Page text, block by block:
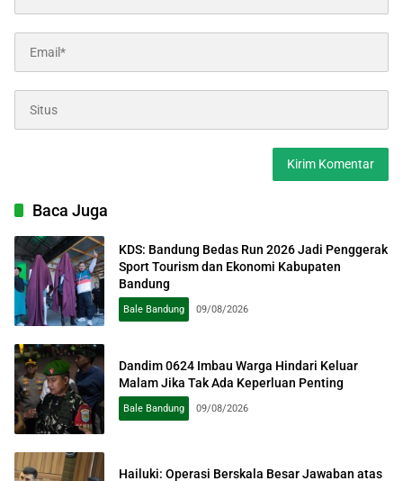
Baca Juga
KDS: Bandung Bedas Run 2026 Jadi Penggerak
Sport Tourism dan Ekonomi Kabupaten
Bandung
Bale Bandung 09/08/2026
Dandim 0624 Imbau Warga Hindari Keluar
Malam Jika Tak Ada Keperluan Penting
Bale Bandung 09/08/2026
Hailuki: Operasi Berskala Besar Jawaban atas